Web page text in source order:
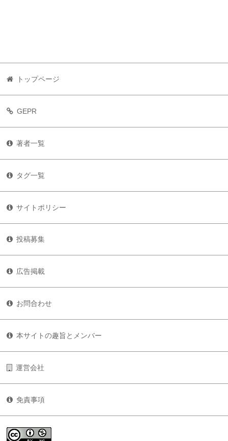
トップページ
GEPR
著者一覧
タグ一覧
サイトポリシー
投稿募集
広告掲載
お問合わせ
本サイトの趣旨とメンバー
運営会社
免責事項